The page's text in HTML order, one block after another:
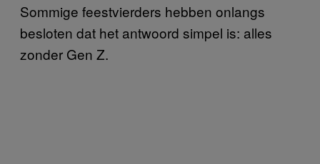
Sommige feestvierders hebben onlangs
besloten dat het antwoord simpel is: alles
zonder Gen Z.